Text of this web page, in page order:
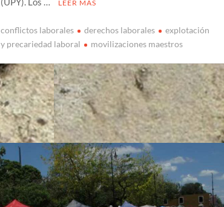
LEER MÁS
conflictos laborales derechos laborales
explotación
y precariedad laboral
movilizaciones maestros